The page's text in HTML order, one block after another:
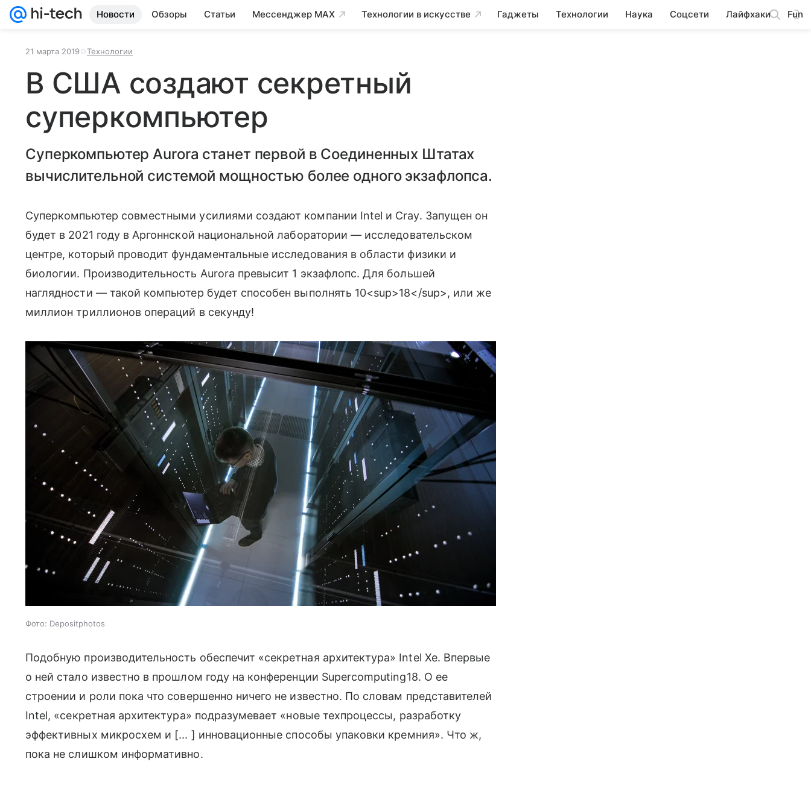
Новости Обзоры Статьи Мессенджер MAX Технологии в искусстве Гаджеты Технологии Наука Соцсети Лайфхаки Fun
21 марта 2019 Технологии
В США создают секретный
суперкомпьютер
Суперкомпьютер Aurora станет первой в Соединенных Штатах
вычислительной системой мощностью более одного экзафлопса.
Суперкомпьютер совместными усилиями создают компании Intel и Cray. Запущен он
будет в 2021 году в Аргоннской национальной лаборатории — исследовательском
центре, который проводит фундаментальные исследования в области физики и
биологии. Производительность Aurora превысит 1 экзафлопс. Для большей
наглядности — такой компьютер будет способен выполнять 10<sup>18</sup>, или же
миллион триллионов операций в секунду!
Фото: Depositphotos
Подобную производительность обеспечит «секретная архитектура» Intel Xe. Впервые
о ней стало известно в прошлом году на конференции Supercomputing18. О ее
строении и роли пока что совершенно ничего не известно. По словам представителей
Intel, «секретная архитектура» подразумевает «новые техпроцессы, разработку
эффективных микросхем и [... ] инновационные способы упаковки кремния». Что ж,
пока не слишком информативно.